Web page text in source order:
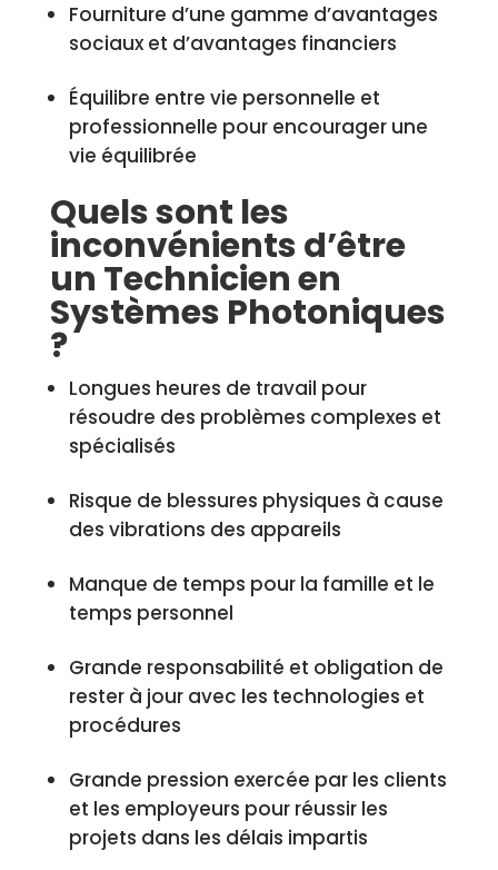
Fourniture d’une gamme d’avantages
sociaux et d’avantages financiers
Équilibre entre vie personnelle et
professionnelle pour encourager une
vie équilibrée
Quels sont les
inconvénients d’être
un Technicien en
Systèmes Photoniques
?
Longues heures de travail pour
résoudre des problèmes complexes et
spécialisés
Risque de blessures physiques à cause
des vibrations des appareils
Manque de temps pour la famille et le
temps personnel
Grande responsabilité et obligation de
rester à jour avec les technologies et
procédures
Grande pression exercée par les clients
et les employeurs pour réussir les
projets dans les délais impartis